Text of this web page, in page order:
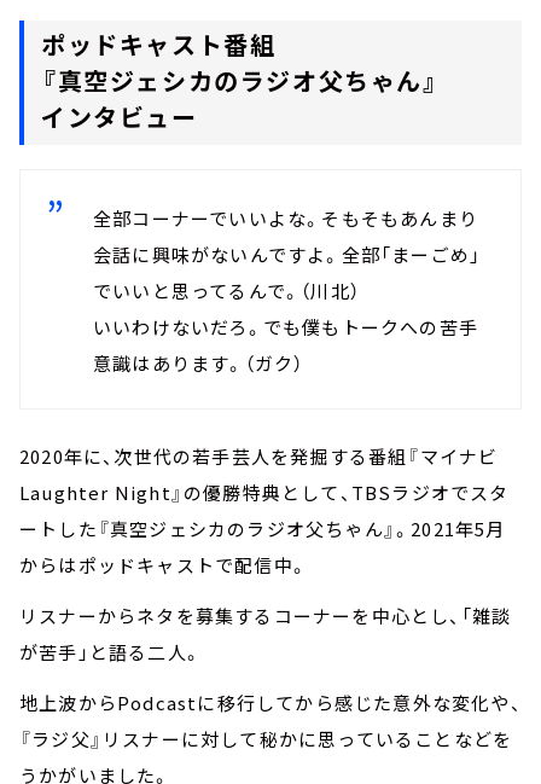
ポッドキャスト番組
『真空ジェシカのラジオ父ちゃん』
インタビュー
全部コーナーでいいよな。そもそもあんまり
会話に興味がないんですよ。全部「まーごめ」
でいいと思ってるんで。（川北）
いいわけないだろ。でも僕もトークへの苦手
意識はあります。（ガク）
2020年に、次世代の若手芸人を発掘する番組『マイナビ
Laughter Night』の優勝特典として、TBSラジオでスタ
ートした『真空ジェシカのラジオ父ちゃん』。2021年5月
からはポッドキャストで配信中。
リスナーからネタを募集するコーナーを中心とし、「雑談
が苦手」と語る二人。
地上波からPodcastに移行してから感じた意外な変化や、
『ラジ父』リスナーに対して秘かに思っていることなどを
うかがいました。